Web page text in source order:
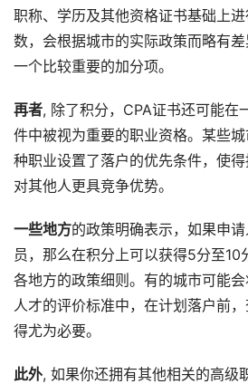
职称、学历及其他资格证书基础上
数，会根据城市的实际政策而略有
一个比较重要的加分项。
再者, 除了积分，CPA证书还可能在
件中被视为重要的职业资格。某些
种职业设置了落户的优先条件，使
对其他人更具竞争优势。
一些地方的政策明确表示，如果申
员，那么在积分上可以获得5分至10
各地方的政策细则。有的城市可能
人才的评价标准中，在计划落户前
得尤为必要。
此外, 如果你还拥有其他相关的高级